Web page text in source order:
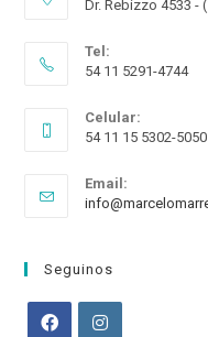
Dr. Rebizzo 4533 -
Tel:
54 11 5291-4744
Celular:
54 11 15 5302-5050
Email:
Seguinos